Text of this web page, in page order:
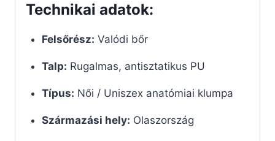
Technikai adatok:
Felsőrész: Valódi bőr
Talp: Rugalmas, antisztatikus PU
Típus: Női / Uniszex anatómiai klumpa
Származási hely: Olaszország